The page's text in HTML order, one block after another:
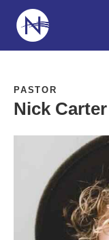
PASTOR
Nick Carter